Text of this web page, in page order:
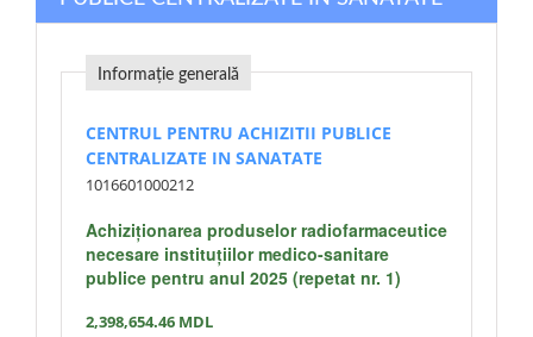
Informație generală
CENTRUL PENTRU ACHIZITII PUBLICE
CENTRALIZATE IN SANATATE
1016601000212
Achiziționarea produselor radiofarmaceutice
necesare instituțiilor medico-sanitare
publice pentru anul 2025 (repetat nr. 1)
2,398,654.46 MDL